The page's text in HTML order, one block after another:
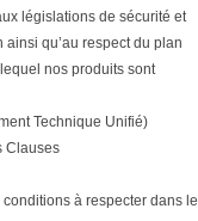
législations de sécurité et
ainsi qu’au respect du plan
nos produits sont
Technique Unifié)
Clauses
à respecter dans le